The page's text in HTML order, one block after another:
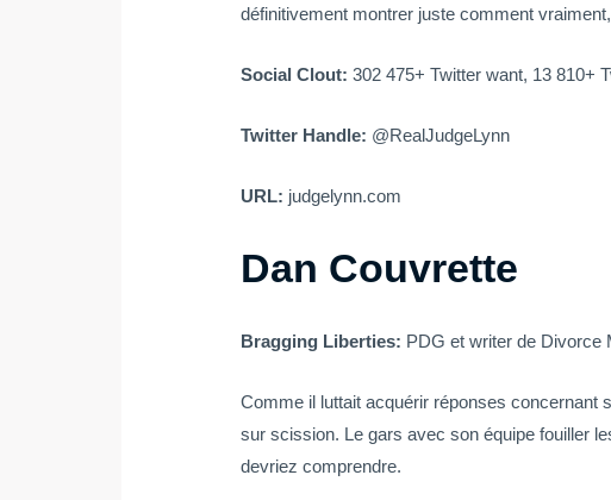
définitivement montrer juste comment
Social Clout:302 475+ Twitter want, 13 810+
Twitter Handle: @RealJudgeLynn
URL: judgelynn.com
Dan Couvrette
Bragging Liberties: PDG et writer de Divorce
Comme il luttait acquérir réponses concernant
sur scission. Le gars avec son équipe fouiller
devriez comprendre.